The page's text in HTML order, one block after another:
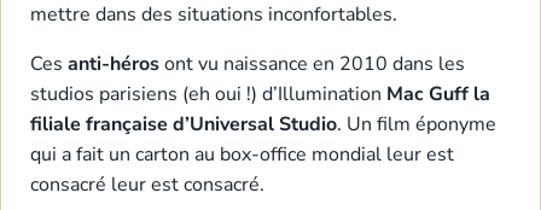
mettre dans des situations inconfortables.
Ces anti-hérosont vu naissance en 2010 dans les
studios parisiens (eh oui !) d’Illumination Mac Guff la
filiale française d’Universal Studio. Un film éponyme
qui a fait un carton au box-office mondial leur est
consacré leur est consacré.